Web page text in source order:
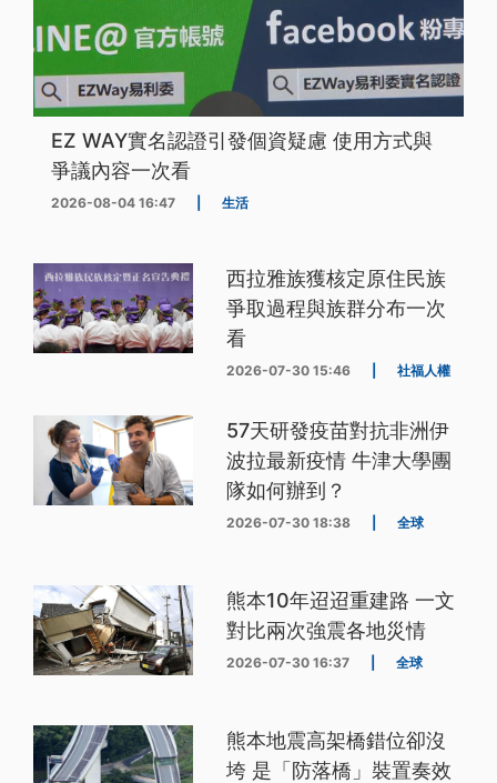
EZ WAY實名認證引發個資疑慮 使用方式與
爭議內容一次看
2026-08-04 16:47 生活
西拉雅族獲核定原住民族
爭取過程與族群分布一次
看
2026-07-30 15:46 社福人權
57天研發疫苗對抗非洲伊
波拉最新疫情 牛津大學團
隊如何辦到？
2026-07-30 18:38 全球
熊本10年迢迢重建路 一文
對比兩次強震各地災情
2026-07-30 16:37 全球
熊本地震高架橋錯位卻沒
垮 是「防落橋」裝置奏效